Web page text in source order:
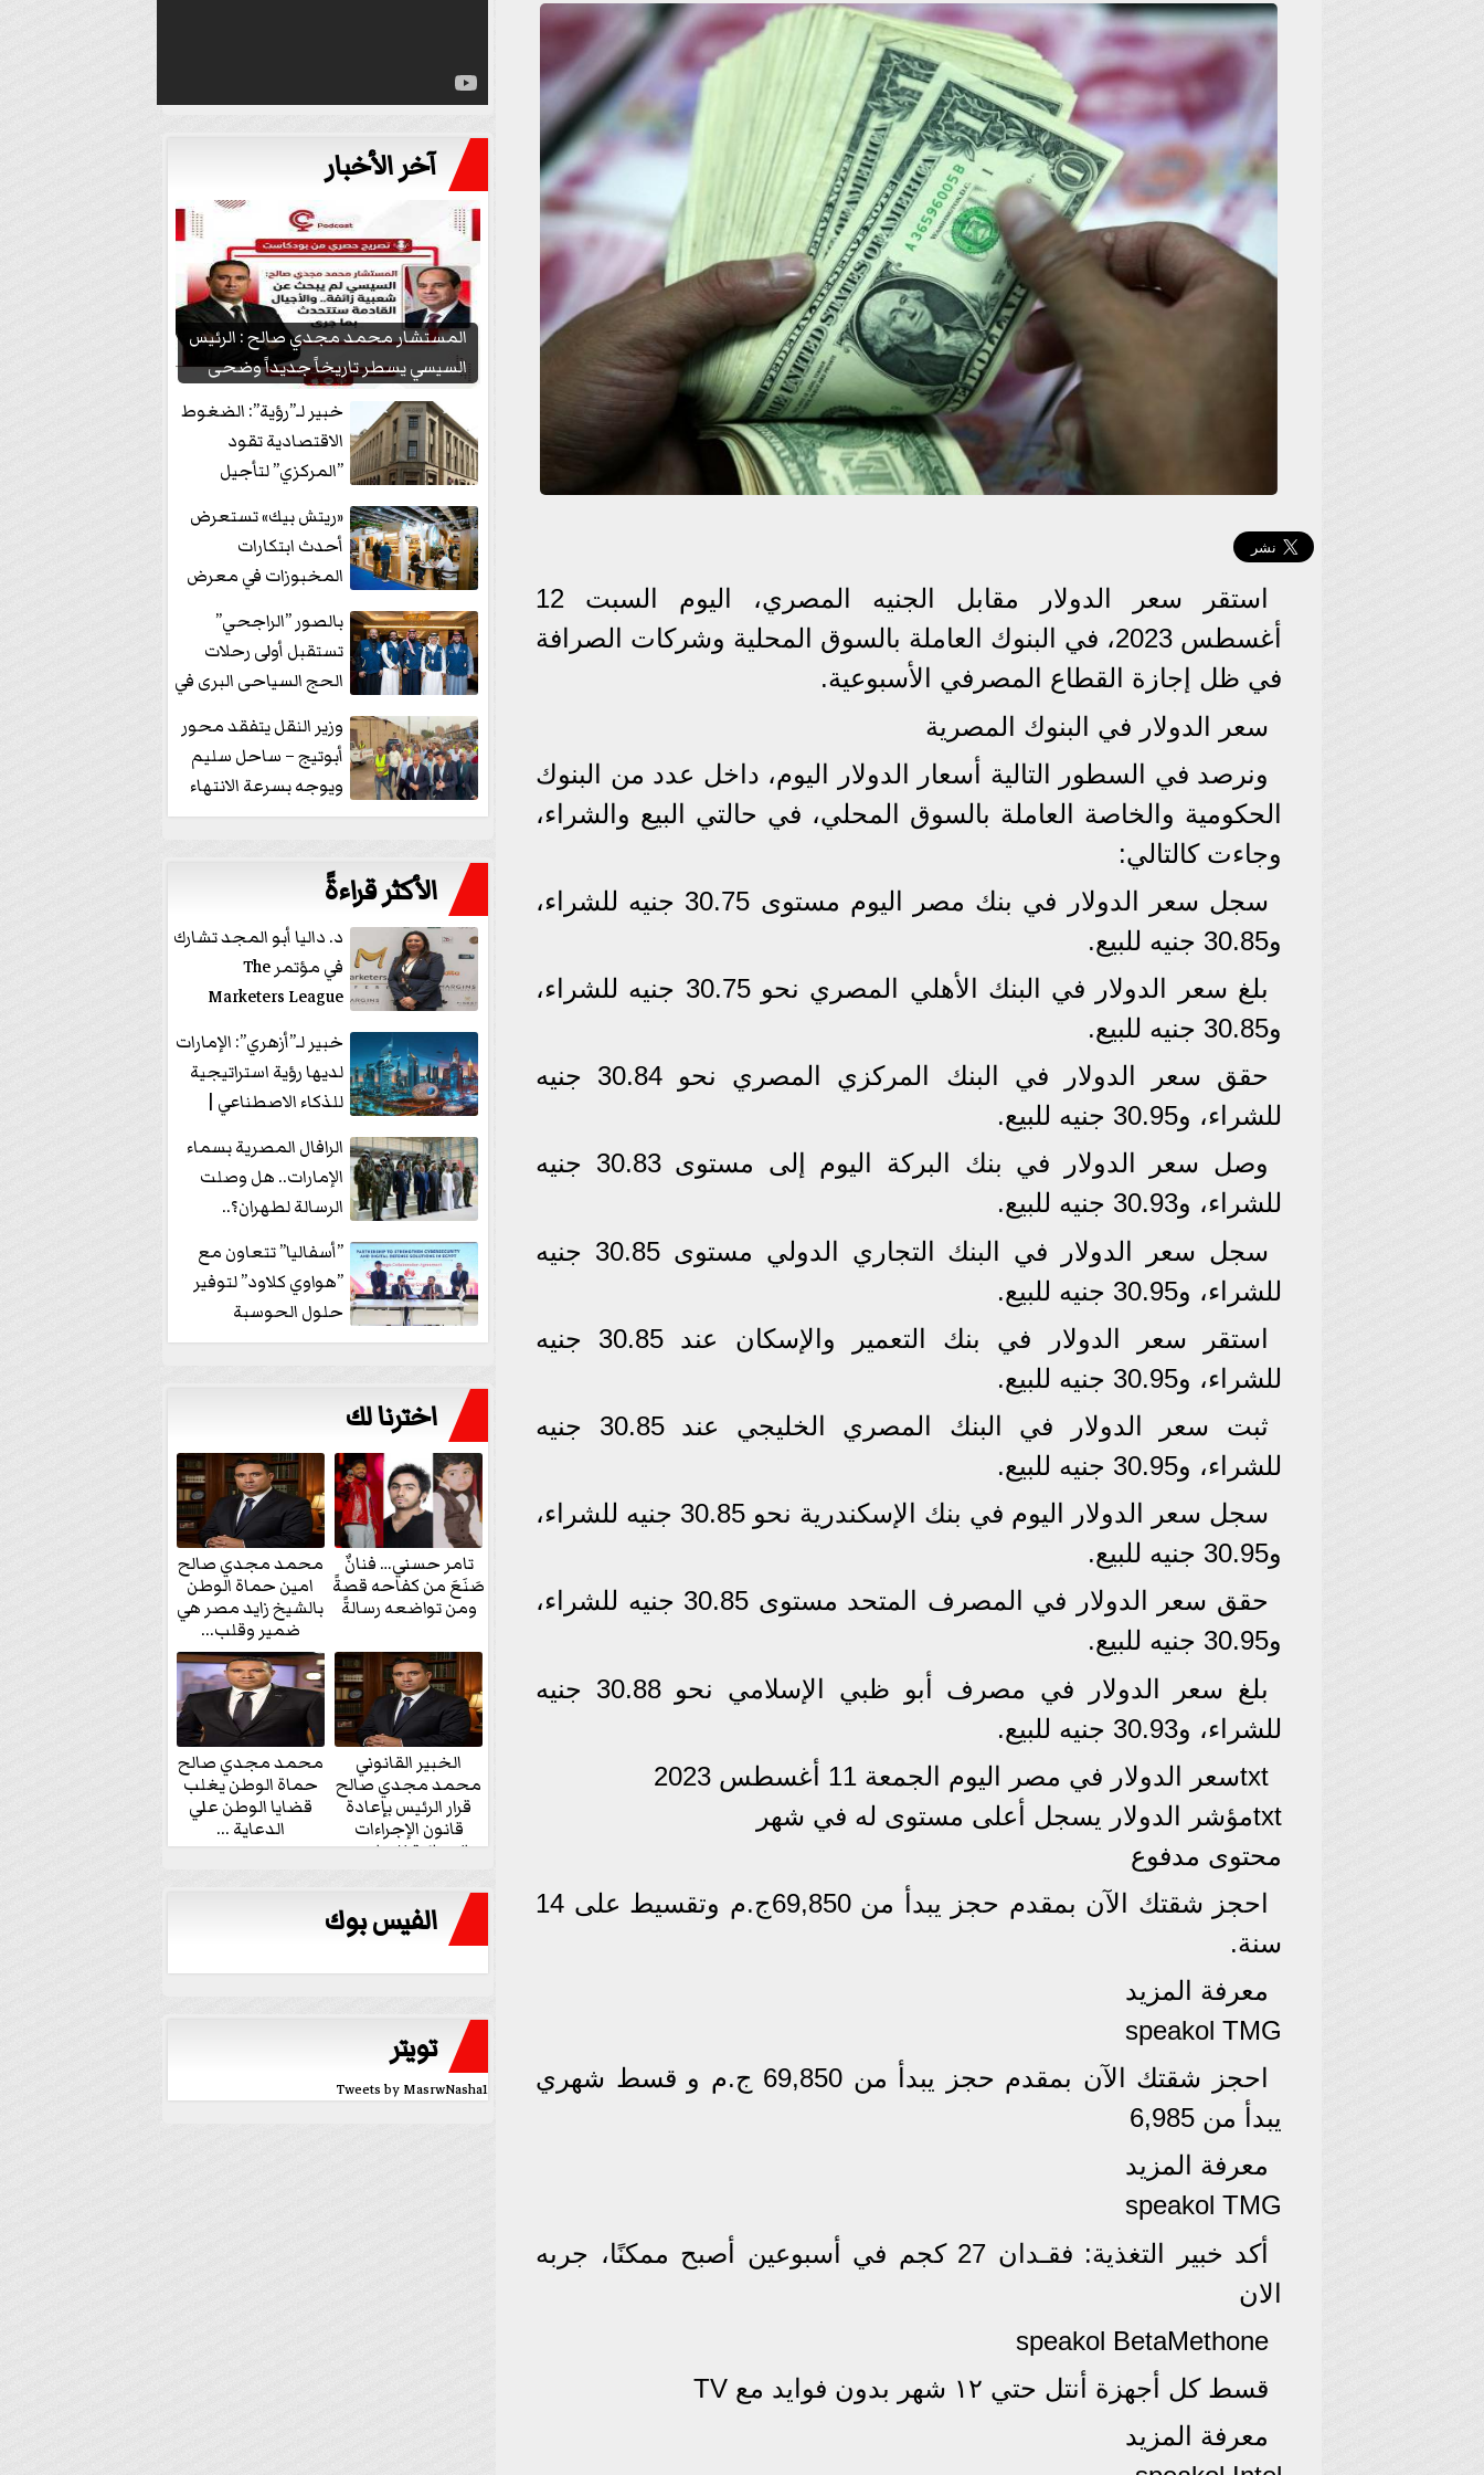
استقر سعر الدولار مقابل الجنيه المصري، اليوم السبت 12
أغسطس 2023، في البنوك العاملة بالسوق المحلية وشركات الصرافة
في ظل إجازة القطاع المصرفي الأسبوعية.
سعر الدولار في البنوك المصرية
ونرصد في السطور التالية أسعار الدولار اليوم، داخل عدد من البنوك
الحكومية والخاصة العاملة بالسوق المحلي، في حالتي البيع والشراء،
وجاءت كالتالي:
سجل سعر الدولار في بنك مصر اليوم مستوى 30.75 جنيه للشراء،
و30.85 جنيه للبيع.
بلغ سعر الدولار في البنك الأهلي المصري نحو 30.75 جنيه للشراء،
و30.85 جنيه للبيع.
حقق سعر الدولار في البنك المركزي المصري نحو 30.84 جنيه
للشراء، و30.95 جنيه للبيع.
وصل سعر الدولار في بنك البركة اليوم إلى مستوى 30.83 جنيه
للشراء، و30.93 جنيه للبيع.
سجل سعر الدولار في البنك التجاري الدولي مستوى 30.85 جنيه
للشراء، و30.95 جنيه للبيع.
استقر سعر الدولار في بنك التعمير والإسكان عند 30.85 جنيه
للشراء، و30.95 جنيه للبيع.
ثبت سعر الدولار في البنك المصري الخليجي عند 30.85 جنيه
للشراء، و30.95 جنيه للبيع.
سجل سعر الدولار اليوم في بنك الإسكندرية نحو 30.85 جنيه للشراء،
و30.95 جنيه للبيع.
حقق سعر الدولار في المصرف المتحد مستوى 30.85 جنيه للشراء،
و30.95 جنيه للبيع.
بلغ سعر الدولار في مصرف أبو ظبي الإسلامي نحو 30.88 جنيه
للشراء، و30.93 جنيه للبيع.
txtسعر الدولار في مصر اليوم الجمعة 11 أغسطس 2023
txtمؤشر الدولار يسجل أعلى مستوى له في شهر
محتوى مدفوع
احجز شقتك الآن بمقدم حجز يبدأ من 69,850ج.م وتقسيط على 14
سنة.
معرفة المزيد
speakol TMG
احجز شقتك الآن بمقدم حجز يبدأ من 69,850 ج.م و قسط شهري
يبدأ من 6,985
معرفة المزيد
speakol TMG
أكد خبير التغذية: فقـدان 27 كجم في أسبوعين أصبح ممكنًا، جربه
الان
speakol BetaMethone
قسط كل أجهزة أنتل حتي ١٢ شهر بدون فوايد مع TV
معرفة المزيد
آخر الأخبار
المستشار محمد مجدي صالح : الرئيس
السيسي يسطر تاريخاً جديداً وضحى
بشعبيته...
خبير لـ”رؤية”: الضغوط
الاقتصادية تقود
”المركزي” لتأجيل
«ريتش بيك» تستعرض
أحدث ابتكارات
المخبوزات في معرض
منتجات...
بالصور ”الراجحي”
تستقبل أولى رحلات
الحج السياحى البرى في
وزير النقل يتفقد محور
أبوتيج – ساحل سليم
ويوجه بسرعة الانتهاء
من...
الأكثر قراءةً
د. داليا أبو المجد تشارك
في مؤتمر The
Marketers League
وتدير جلسة...
خبير لـ”أزهري”: الإمارات
لديها رؤية استراتيجية
للذكاء الاصطناعي |
الرافال المصرية بسماء
الإمارات.. هل وصلت
الرسالة لطهران؟..
”ماعت جروب” تُجيب؟
|...
”أسفاليا” تتعاون مع
”هواوي كلاود” لتوفير
حلول الحوسبة
السحابية والأمن
اخترنا لك
تامر حسني… فنانٌ
صَنَعَ من كفاحه قصةً
ومن تواضعه رسالةً
محمد مجدي صالح
امين حماة الوطن
بالشيخ زايد مصر هي
ضمير وقلب...
الخبير القانوني
محمد مجدي صالح
قرار الرئيس بإعادة
قانون الإجراءات
الجنائية للنواب...
محمد مجدي صالح
حماة الوطن يغلب
قضايا الوطن علي
الدعاية ...
الفيس بوك
تويتر
Tweets by MasrwNasha1